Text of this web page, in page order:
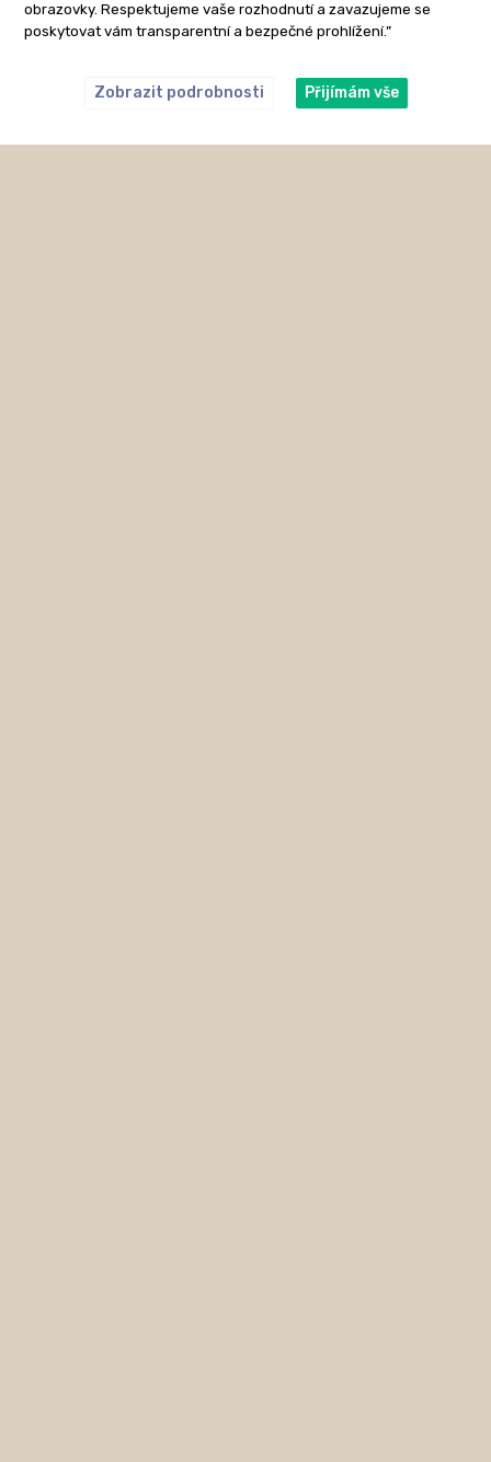
obrazovky. Respektujeme vaše rozhodnutí a zavazujeme se
poskytovat vám transparentní a bezpečné prohlížení.”
Zobrazit podrobnosti Přijímám vše